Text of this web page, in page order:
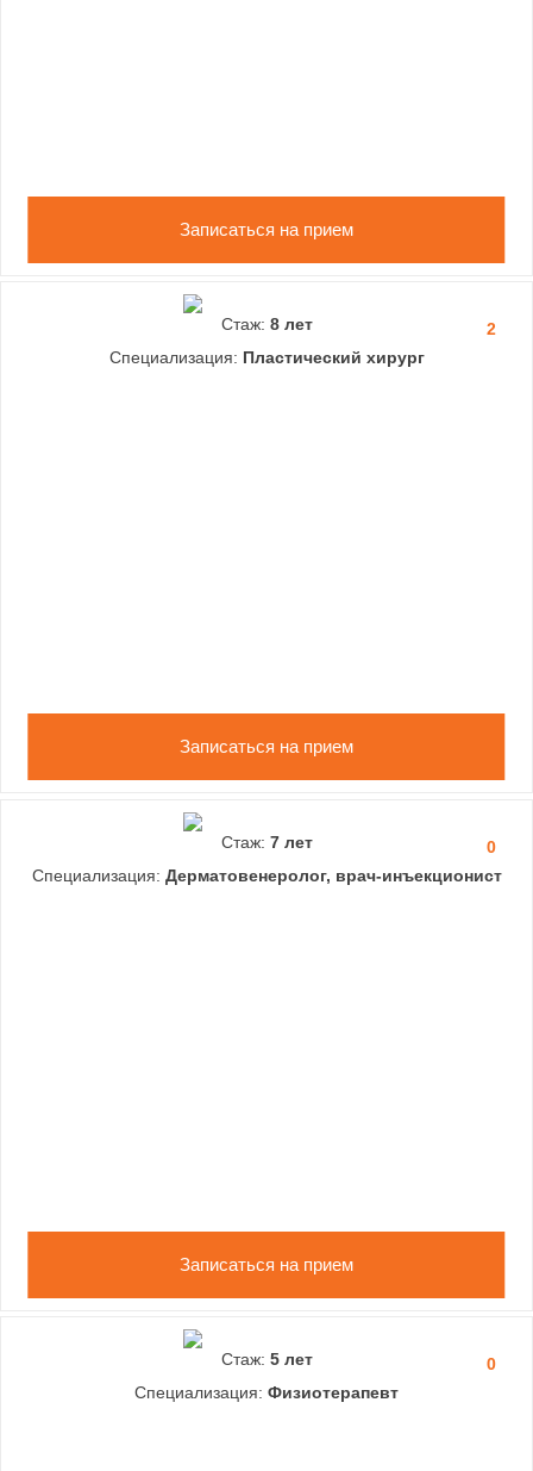
Записаться на прием
2
Стаж: 8 лет
Специализация: Пластический хирург
Записаться на прием
0
Стаж: 7 лет
Специализация: Дерматовенеролог, врач-инъекционист
Записаться на прием
0
Стаж: 5 лет
Специализация: Физиотерапевт